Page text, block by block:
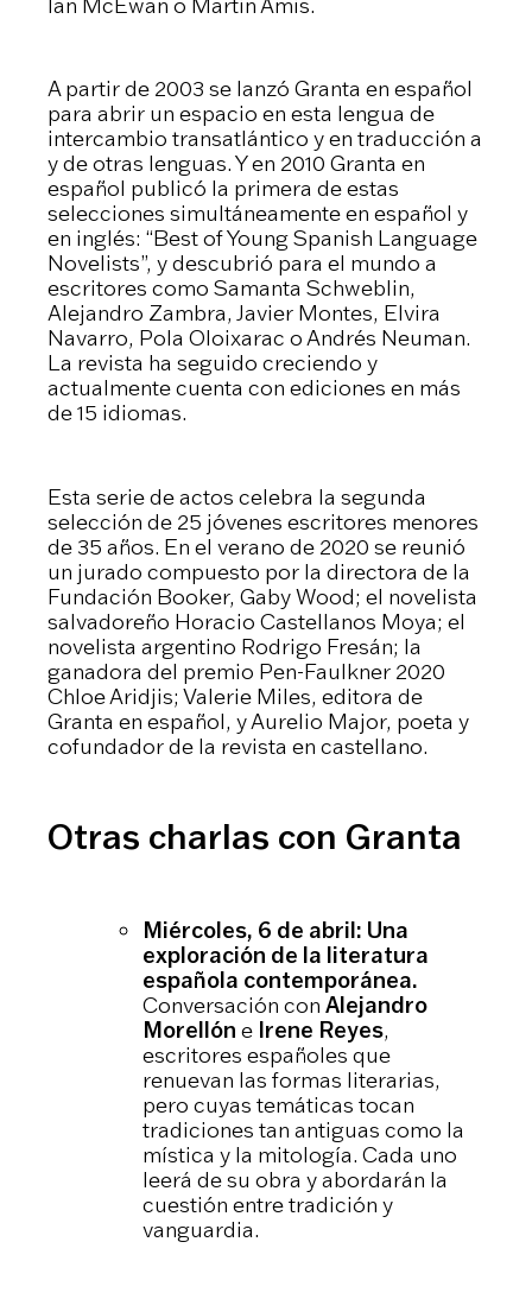
A partir de 2003 se lanzó Granta en español
para abrir un espacio en esta lengua de
intercambio transatlántico y en traducción a
y de otras lenguas. Y en 2010 Granta en
español publicó la primera de estas
selecciones simultáneamente en español y
en inglés: “Best of Young Spanish Language
Novelists”, y descubrió para el mundo a
escritores como Samanta Schweblin,
Alejandro Zambra, Javier Montes, Elvira
Navarro, Pola Oloixarac o Andrés Neuman.
La revista ha seguido creciendo y
actualmente cuenta con ediciones en más
de 15 idiomas.
Esta serie de actos celebra la segunda
selección de 25 jóvenes escritores menores
de 35 años. En el verano de 2020 se reunió
un jurado compuesto por la directora de la
Fundación Booker, Gaby Wood; el novelista
salvadoreño Horacio Castellanos Moya; el
novelista argentino Rodrigo Fresán; la
ganadora del premio Pen-Faulkner 2020
Chloe Aridjis; Valerie Miles, editora de
Granta en español, y Aurelio Major, poeta y
cofundador de la revista en castellano.
Otras charlas con Granta
Miércoles, 6 de abril: Una
exploración de la literatura
española contemporánea.
Conversación con Alejandro
Morellón e Irene Reyes,
escritores españoles que
renuevan las formas literarias,
pero cuyas temáticas tocan
tradiciones tan antiguas como la
mística y la mitología. Cada uno
leerá de su obra y abordarán la
cuestión entre tradición y
vanguardia.